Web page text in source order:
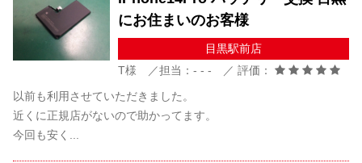
にお住まいのお客様
目黒駅前店
T様 ／担当：- - - ／ 評価：
以前も利用させていただきました。
近くに正規店がないので助かってます。
今回も安く...